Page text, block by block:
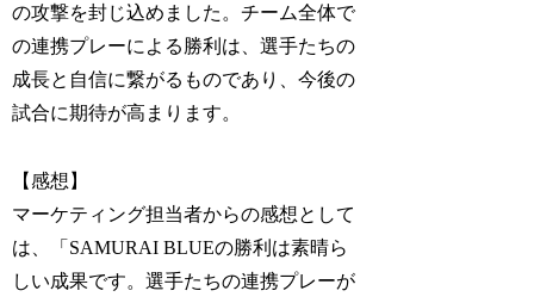
の攻撃を封じ込めました。チーム全体で
の連携プレーによる勝利は、選手たちの
成長と自信に繋がるものであり、今後の
試合に期待が高まります。
【感想】
マーケティング担当者からの感想として
は、「SAMURAI BLUEの勝利は素晴ら
しい成果です。選手たちの連携プレーが